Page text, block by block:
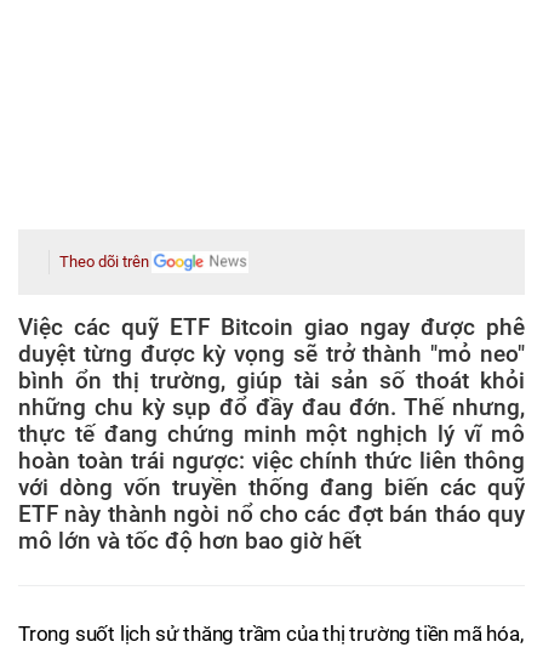
Theo dõi trên
Việc các quỹ ETF Bitcoin giao ngay được phê
duyệt từng được kỳ vọng sẽ trở thành "mỏ neo"
bình ổn thị trường, giúp tài sản số thoát khỏi
những chu kỳ sụp đổ đầy đau đớn. Thế nhưng,
thực tế đang chứng minh một nghịch lý vĩ mô
hoàn toàn trái ngược: việc chính thức liên thông
với dòng vốn truyền thống đang biến các quỹ
ETF này thành ngòi nổ cho các đợt bán tháo quy
mô lớn và tốc độ hơn bao giờ hết
Trong suốt lịch sử thăng trầm của thị trường tiền mã hóa,